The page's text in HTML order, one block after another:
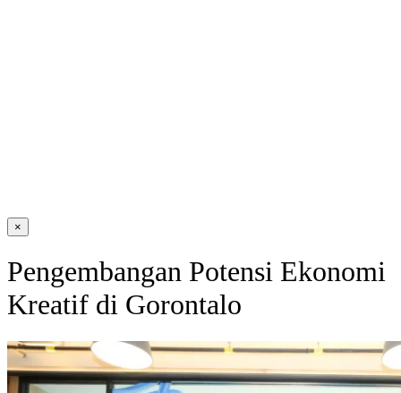
×
Pengembangan Potensi Ekonomi
Kreatif di Gorontalo